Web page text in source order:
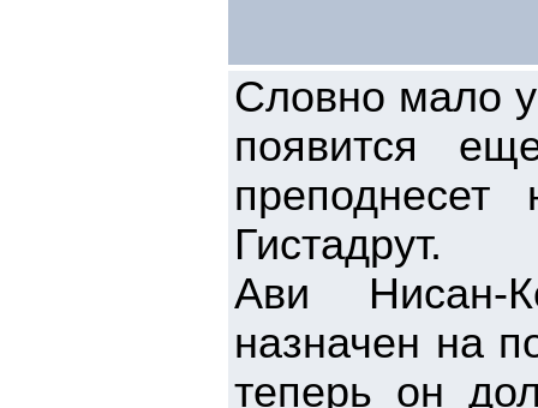
Словно мало
появится
Гистадрут.
Ави Нисан-
назначен на
теперь он